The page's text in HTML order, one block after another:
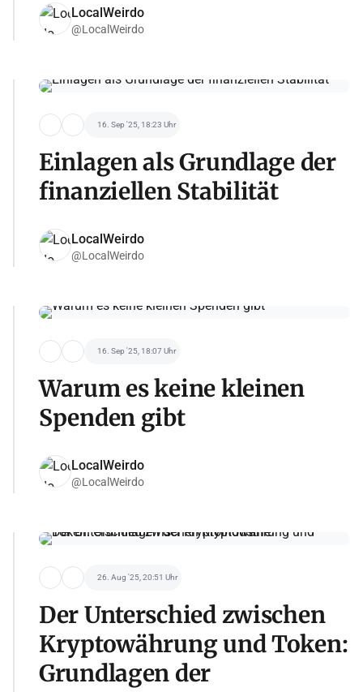
LocalWeirdo
@LocalWeirdo
16. Sep '25, 18:23 Uhr
Einlagen als Grundlage der
finanziellen Stabilität
LocalWeirdo
@LocalWeirdo
16. Sep '25, 18:07 Uhr
Warum es keine kleinen
Spenden gibt
LocalWeirdo
@LocalWeirdo
26. Aug '25, 20:51 Uhr
Der Unterschied zwischen
Kryptowährung und Token:
Grundlagen der